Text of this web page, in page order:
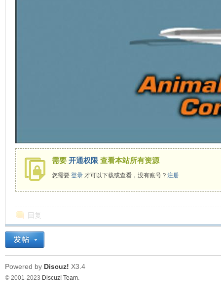
需要 开通权限 查看本站所有资源
您需要 登录才可以下载或查看，没有账号？ 注册
回复
Powered by Discuz! X3.4
© 2001-2023 Discuz! Team.